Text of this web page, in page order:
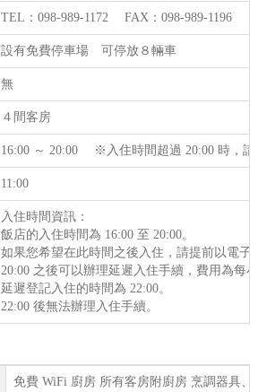
TEL：098-989-1172 FAX：098-989-1196
設有免費停車場 可停放８輛車
無
４間客房
16:00 ～ 20:00 ※入住時間超過 20:00 時，請
11:00
入住時間資訊：
飯店的入住時間為 16:00 至 20:00。
如果您希望在此時間之後入住，請提前以電子
20:00 之後可以辦理延遲入住手續，費用為每
延遲登記入住的時間為 22:00。
22:00 後無法辦理入住手續。
免費 WiFi 廚房 所有客房附廚房 烹調器具